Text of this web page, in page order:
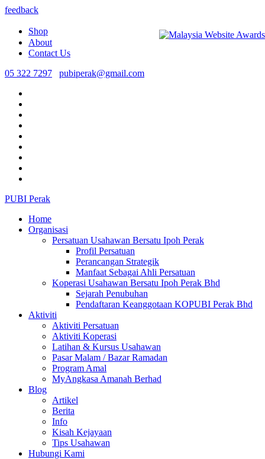
feedback
Shop
About
Contact Us
05 322 7297
pubiperak@gmail.com
PUBI Perak
Home
Organisasi
Persatuan Usahawan Bersatu Ipoh Perak
Profil Persatuan
Perancangan Strategik
Manfaat Sebagai Ahli Persatuan
Koperasi Usahawan Bersatu Ipoh Perak Bhd
Sejarah Penubuhan
Pendaftaran Keanggotaan KOPUBI Perak Bhd
Aktiviti
Aktiviti Persatuan
Aktiviti Koperasi
Latihan & Kursus Usahawan
Pasar Malam / Bazar Ramadan
Program Amal
MyAngkasa Amanah Berhad
Blog
Artikel
Berita
Info
Kisah Kejayaan
Tips Usahawan
Hubungi Kami